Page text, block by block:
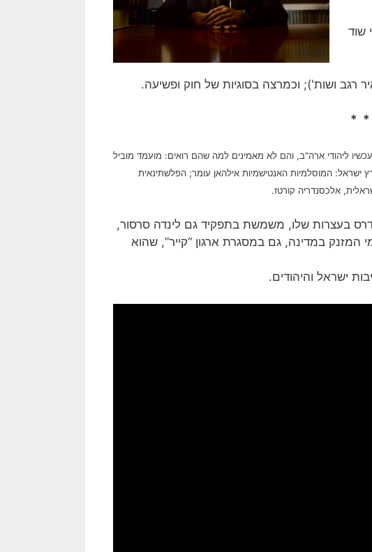
שוד
רגב ושות'); וכמרצה בסוגיות של חוק ופשיעה.
* *
ליהודי ארה"ב, והם לא מאמינים למה שהם רואים: מועמד מוביל
ישראל: המוסלמיות האנטישמיות אילהאן עומר; הפלשתינאית
אלכסנדריה קורטז.
בעצרות שלו, משמשת בתפקיד גם לינדה סרסור,
המזנק במדינה, גם במסגרת ארגון “קייר”, שהוא
ישראל והיהודים.